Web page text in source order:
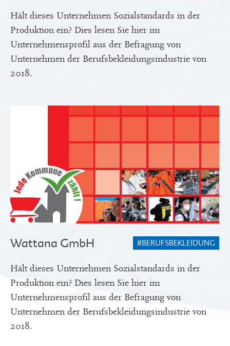
Hält dieses Unternehmen Sozialstandards in der
Produktion ein? Dies lesen Sie hier im
Unternehmensprofil aus der Befragung von
Unternehmen der Berufsbekleidungsindustrie von
2018.
#BERUFSBEKLEIDUNG
Wattana GmbH
Hält dieses Unternehmen Sozialstandards in der
Produktion ein? Dies lesen Sie hier im
Unternehmensprofil aus der Befragung von
Unternehmen der Berufsbekleidungsindustrie von
2018.